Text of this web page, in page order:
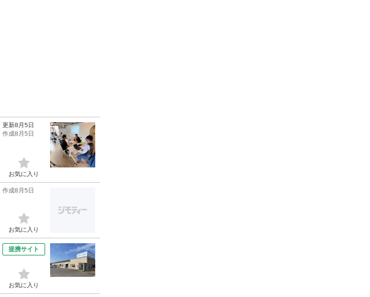
更新8月5日
作成8月5日
お気に入り
作成8月5日
お気に入り
提携サイト
お気に入り